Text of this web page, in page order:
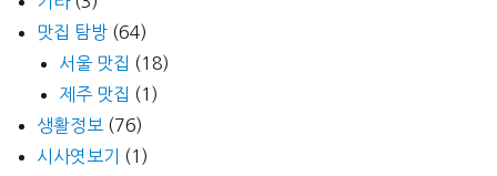
맛집 탐방 (64)
서울 맛집 (18)
제주 맛집 (1)
생활정보 (76)
시사엿보기
(1)